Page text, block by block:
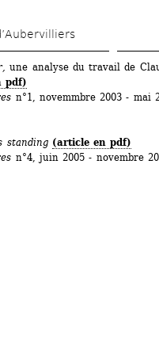
une analyse du travail de
pdf)
n°1, novemmbre 2003 - mai
standing (article en pdf)
n°4, juin 2005 - novembre